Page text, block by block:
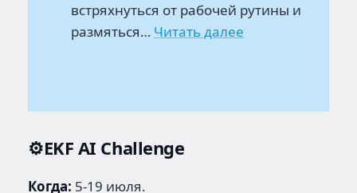
встряхнуться от рабочей рутины и
размяться… Читать далее
июля
⚙️EKF AI Challenge
Когда: 5-19 июля.